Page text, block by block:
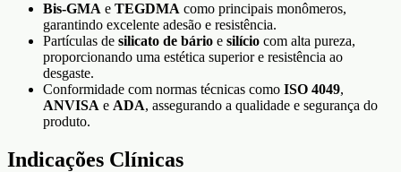
Bis-GMA e TEGDMA como principais monômeros,
garantindo excelente adesão e resistência.
Partículas de silicato de bário e silício com alta pureza,
proporcionando uma estética superior e resistência ao
desgaste.
Conformidade com normas técnicas como ISO 4049,
ANVISA e ADA, assegurando a qualidade e segurança do
produto.
Indicações Clínicas